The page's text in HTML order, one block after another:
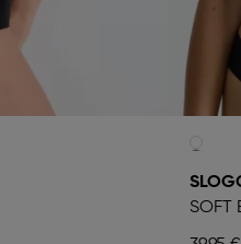
SOFT